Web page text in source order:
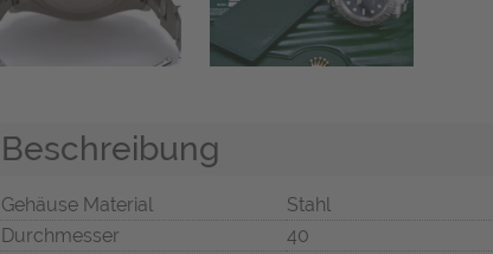
Beschreibung
Gehäuse Material
Stahl
Durchmesser
40